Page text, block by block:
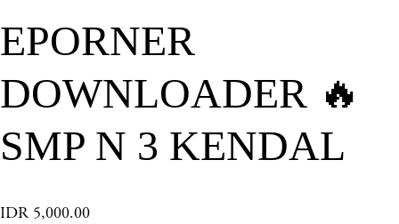
EPORNER
DOWNLOADER 🔥
SMP N 3 KENDAL
IDR 5,000.00